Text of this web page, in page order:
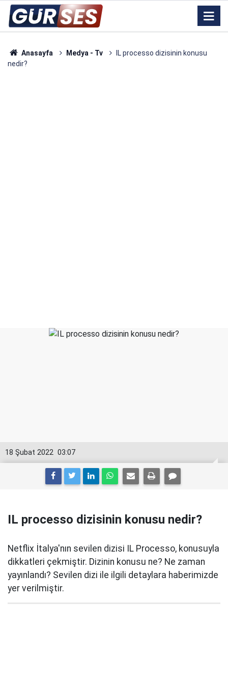
Anasayfa Medya - Tv
IL processo dizisinin konusu
nedir?
03:07
18 Şubat 2022
IL processo dizisinin konusu nedir?
Netflix İtalya'nın sevilen dizisi IL Processo, konusuyla
dikkatleri çekmiştir. Dizinin konusu ne? Ne zaman
yayınlandı? Sevilen dizi ile ilgili detaylara haberimizde
yer verilmiştir.